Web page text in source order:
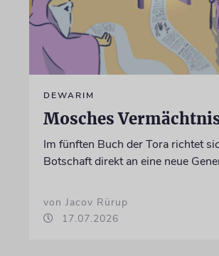
DEWARIM
Mosches
Im fünften Buch der Tora richtet
Botschaft direkt an eine neue
von Jacov Rürup
17.07.2026